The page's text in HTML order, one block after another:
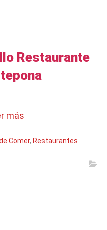
Restaurante
más
Comer, Restaurantes